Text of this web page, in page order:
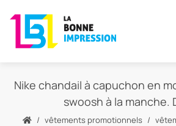
Nike chandail à capuchon en
swoosh à la manche.
vêtements promotionnels